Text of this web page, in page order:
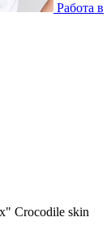
Работа в
Crocodile skin